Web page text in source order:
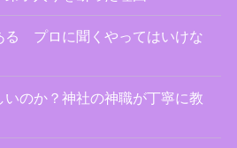
者Ｔさんの占いを受け
る プロに聞くやってはいけな
のか？神社の神職が丁寧に教